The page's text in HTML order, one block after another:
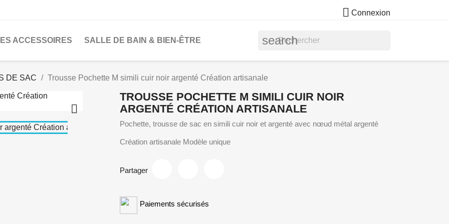
 Connexion
ACCESSOIRES SALLE DE BAIN & BIEN-ÊTRE search
DE SAC Trousse Pochette M simili cuir noir argenté Création artisanale

TROUSSE POCHETTE M SIMILI CUIR NOIR
ARGENTÉ CRÉATION ARTISANALE
Pochette, trousse de sac en simili cuir noir et argenté avec nœud métal argenté
Création artisanale Modèle unique
Partager
Paiements sécurisés